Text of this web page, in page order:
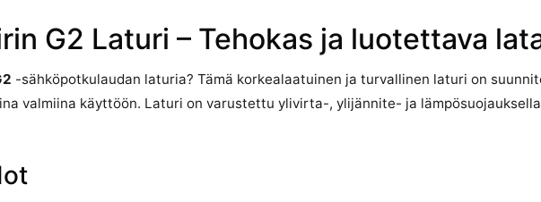
G2 Laturi – Tehokas ja luotettava
-sähköpotkulaudan laturia? Tämä korkealaatuinen ja turvallinen laturi on
valmiina käyttöön. Laturi on varustettu ylivirta-, ylijännite- ja